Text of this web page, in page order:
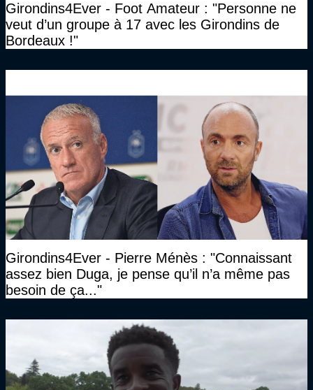
Girondins4Ever - Foot Amateur : "Personne ne
veut d’un groupe à 17 avec les Girondins de
Bordeaux !"
Girondins4Ever - Pierre Ménès : "Connaissant
assez bien Duga, je pense qu’il n’a même pas
besoin de ça..."